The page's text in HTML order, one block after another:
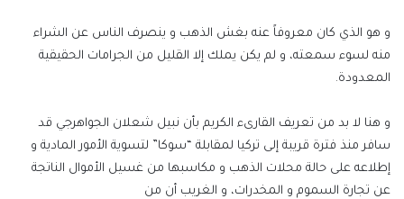
و هو الذي كان معروفاً عنه بغش الذهب و ينصرف الناس عن الشراء
منه لسوء سمعته، و لم يكن يملك إلا القليل من الجرامات الحقيقية
المعدودة.
و هنا لا بد من تعريف القارىء الكريم بأن نبيل شعلان الجواهرجي قد
سافر منذ فترة قريبة إلى تركيا لمقابلة “سوكا” لتسوية الأمور المادية و
إطلاعه على حالة محلات الذهب و مكاسبها من غسيل الأموال الناتجة
عن تجارة السموم و المخدرات، و الغريب أن من